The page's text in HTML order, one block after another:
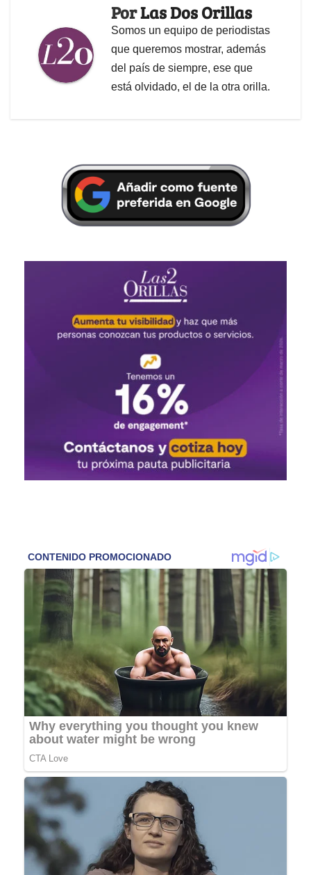
PorLas Dos Orillas
Somos un equipo de periodistas
que queremos mostrar, además
del país de siempre, ese que
está olvidado, el de la otra orilla.